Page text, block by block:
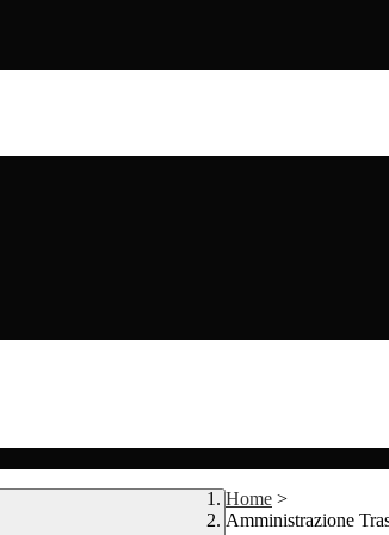
Home >
Amministrazione